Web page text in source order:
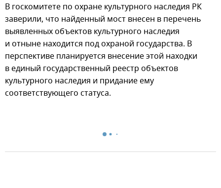
В госкомитете по охране культурного наследия РК
заверили, что найденный мост внесен в перечень
выявленных объектов культурного наследия
и отныне находится под охраной государства. В
перспективе планируется внесение этой находки
в единый государственный реестр объектов
культурного наследия и придание ему
соответствующего статуса.